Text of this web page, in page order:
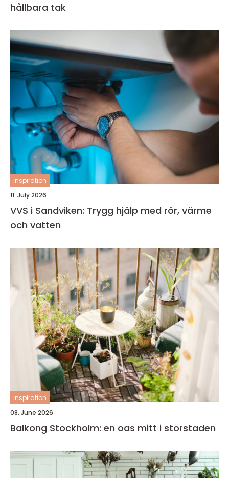
hållbara tak
inspiration
11. July 2026
VVS i Sandviken: Trygg hjälp med rör, värme
och vatten
inspiration
08. June 2026
Balkong Stockholm: en oas mitt i storstaden